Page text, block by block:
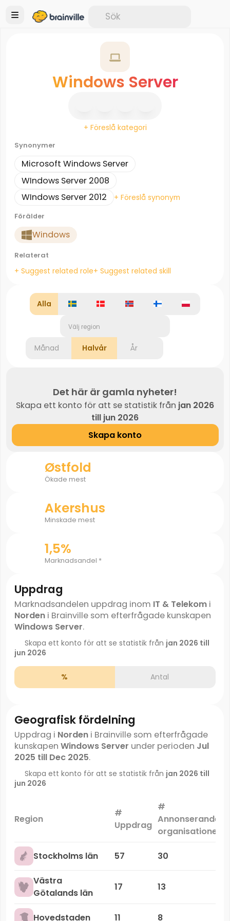
Windows Server
+ Föreslå kategori
Synonymer
Microsoft Windows Server
WIndows Server 2008
WIndows Server 2012
+ Föreslå synonym
Förälder
Windows
Relaterat
+ Suggest related role+ Suggest related skill
Alla
Välj region
Månad Halvår År
Det här är gamla nyheter!
Skapa ett konto för att se statistik från jan 2026
till jun 2026
Skapa konto
Østfold
Ökade mest
Akershus
Minskade mest
1,5%
Marknadsandel *
Uppdrag
Marknadsandelen uppdrag inom IT & Telekomi
Nordeni Brainville som efterfrågade kunskapen
Windows Server.
Skapa ett konto för att se statistik från jan 2026 till
jun 2026
% Antal
Geografisk fördelning
Uppdrag i Nordeni Brainville som efterfrågade
kunskapen Windows Server under perioden Jul
2025 till Dec 2025.
Skapa ett konto för att se statistik från jan 2026 till
jun 2026
Region
#
Uppdrag
#
Annonserande
organisationer
Stockholms län 57 30
Västra
Götalands län
17 13
Hovedstaden 11 8